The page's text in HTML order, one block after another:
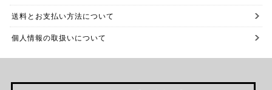
送料とお支払い方法について
個人情報の取扱いについて